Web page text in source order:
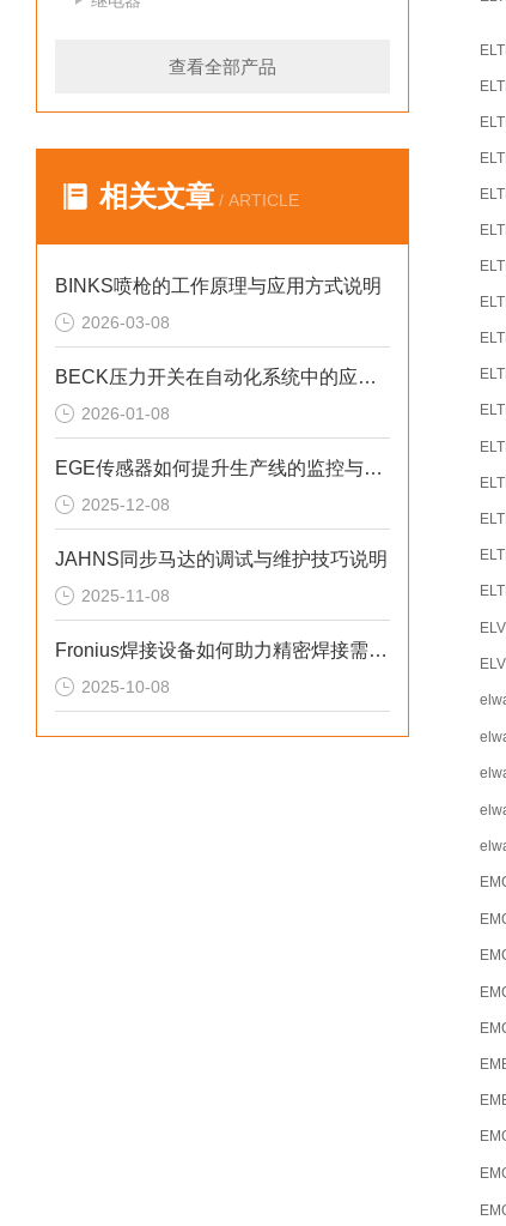
查看全部产品
相关文章 / ARTICLE
BINKS喷枪的工作原理与应用方式说明
2026-03-08
BECK压力开关在自动化系统中的应用说明
2026-01-08
EGE传感器如何提升生产线的监控与管理效率？
2025-12-08
JAHNS同步马达的调试与维护技巧说明
2025-11-08
Fronius焊接设备如何助力精密焊接需求？
2025-10-08